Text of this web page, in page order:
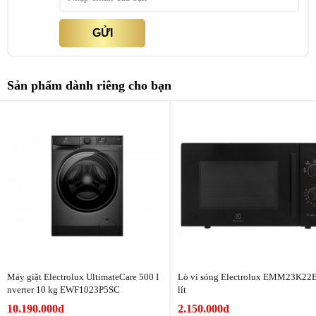
Chế độ Turbo và I FEEL
trong thời gian ngắn, rất tiện lợi trong những ngày hè oi bức. Cùng
với công nghệ I FEEL, máy điều hòa sẽ tự động điều chỉnh nhiệt độ
ở vị trí bạn đang ngồi, đảm bảo sự thoải mái tối đa trong mọi tình
GỬI
Sản phẩm dành riêng cho bạn
Máy giặt Electrolux UltimateCare 500 I
nverter 10 kg EWF1023P5SC
10.190.000đ
Lò vi sóng Electrolux
lít
2.150.000đ